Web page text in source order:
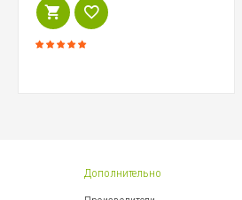
Дополнительно